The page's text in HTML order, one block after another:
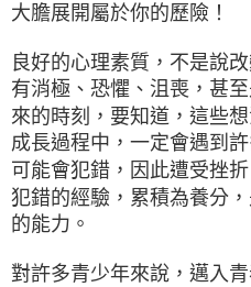
大膽展開屬於你的歷險！
良好的心理素質，不是說
有消極、恐懼、沮喪，甚
來的時刻，要知道，這些
成長過程中，一定會遇到
可能會犯錯，因此遭受挫
犯錯的經驗，累積為養分
的能力。
對許多青少年來說，邁入